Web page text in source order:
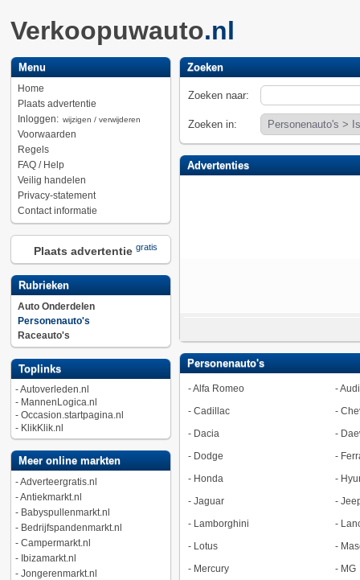
Verkoopuwauto.nl
Menu
Home
Plaats advertentie
Inloggen: wijzigen / verwijderen
Voorwaarden
Regels
FAQ / Help
Veilig handelen
Privacy-statement
Contact informatie
Plaats advertentie gratis
Rubrieken
Auto Onderdelen
Personenauto's
Raceauto's
Toplinks
-Autoverleden.nl
- MannenLogica.nl
- Occasion.startpagina.nl
- KlikKlik.nl
Meer online markten
-Adverteergratis.nl
-Antiekmarkt.nl
- Babyspullenmarkt.nl
- Bedrijfspandenmarkt.nl
- Campermarkt.nl
- Ibizamarkt.nl
- Jongerenmarkt.nl
Zoeken
Zoeken naar:
Zoeken in:
Advertenties
Personenauto's
-Alfa Romeo -Audi
- Cadillac -
- Dacia -
- Dodge -
- Honda -
- Jaguar -
- Lamborghini -
- Lotus -
- Mercury - MG